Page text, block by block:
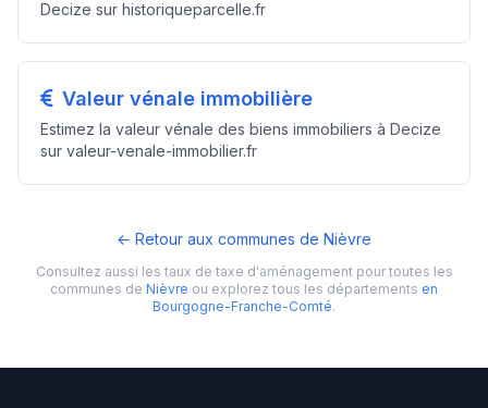
Decize sur historiqueparcelle.fr
Valeur vénale immobilière
Estimez la valeur vénale des biens immobiliers à Decize
sur valeur-venale-immobilier.fr
← Retour aux communes de Nièvre
Consultez aussi les taux de taxe d'aménagement pour toutes les
communes de Nièvre ou explorez tous les départements en
Bourgogne-Franche-Comté.